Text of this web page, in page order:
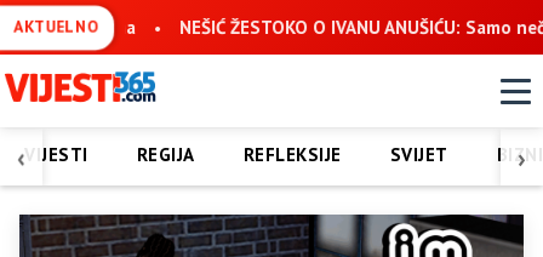
AKTUELNO
ŽESTOKO O IVANU ANUŠIĆU: Samo nečovjek može žaliti što
‹ ›
VIJESTI REGIJA REFLEKSIJE SVIJET